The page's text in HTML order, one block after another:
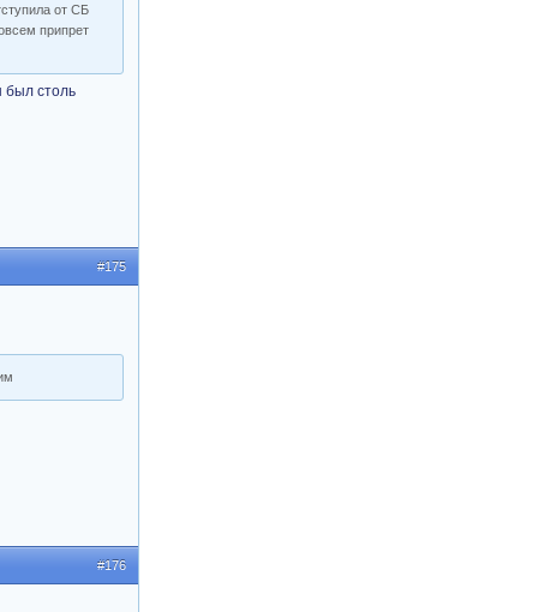
от СБ
припрет
был столь
#175
#176